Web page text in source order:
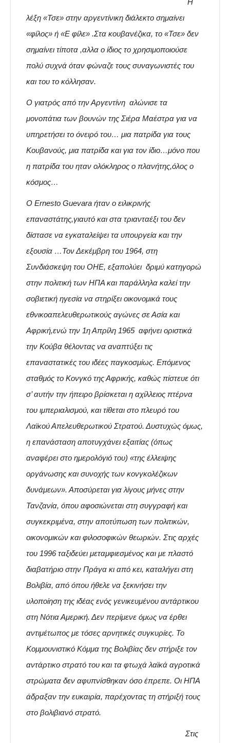
Η
λέξη «Τσε» στην αργεντίνικη διάλεκτο σημαίνει
«φίλος» ή «Ε φίλε» .Στα κουβανέζικα, το «Τσε» δεν
σημαίνει τίποτα ,αλλα ο ίδιος το χρησιμοποιούσε
πολύ συχνά όταν φώναζε τους συναγωνιστές του
και του το κόλλησαν.
Ο γιατρός από την Αργεντίνη αλώνισε τα
μονοπάτια των βουνών της Σιέρα Μαέστρα για να
υπηρετήσει το όνειρό του… μια πατρίδα για τους
Κουβανούς, μια πατρίδα και για τον ίδιο…μόνο που
η πατρίδα του ηταν ολόκληρος ο πλανήτης,όλος ο
κόσμος…
Ο Ernesto Guevara ήταν ο ειλικρινής
επαναστάτης,γιαυτό και στα τριανταέξι του δεν
δίστασε να εγκαταλείψει τα υπουργεία και την
εξουσία …Τον Δεκέμβρη του 1964, στη
Συνδιάσκεψη του ΟΗΕ, εξαπολύει δριμύ κατηγορώ
στην πολιτική των ΗΠΑ και παράλληλα καλεί την
σοβιετική ηγεσία να στηρίξει οικονομικά τους
εθνικοαπελευθερωτικούς αγώνες σε Ασία και
Αφρική,ενώ την 1η Απρίλη 1965 αφήνει οριστικά
την Κούβα θέλοντας να αναπτύξει τις
επαναστατικές του ιδέες παγκοσμίως. Επόμενος
σταθμός το Κονγκό της Αφρικής, καθώς πίστευε ότι
σ’ αυτήν την ήπειρο βρίσκεται η αχίλλειος πτέρνα
του ιμπεριαλισμού, και τίθεται στο πλευρό του
Λαϊκού Απελευθερωτικού Στρατού. Δυστυχώς όμως,
η επανάσταση αποτυγχάνει εξαιτίας (όπως
αναφέρει στο ημερολόγιό του) «της έλλειψης
οργάνωσης και συνοχής των κονγκολέζικων
δυνάμεων». Αποσύρεται για λίγους μήνες στην
Τανζανία, όπου αφοσιώνεται στη συγγραφή και
συγκεκριμένα, στην αποτύπωση των πολιτικών,
οικονομικών και φιλοσοφικών θεωριών. Στις αρχές
του 1996 ταξιδεύει μεταμφιεσμένος και με πλαστό
διαβατήριο στην Πράγα κι από κει, καταλήγει στη
Βολιβία, από όπου ήθελε να ξεκινήσει την
υλοποίηση της ιδέας ενός γενικευμένου αντάρτικου
στη Νότια Αμερική. Δεν περίμενε όμως να έρθει
αντιμέτωπος με τόσες αρνητικές συγκυρίες. Το
Κομμουνιστικό Κόμμα της Βολιβίας δεν στήριξε τον
αντάρτικο στρατό του και τα φτωχά λαϊκά αγροτικά
στρώματα δεν αφυπνίσθηκαν όσο έπρεπε. Οι ΗΠΑ
άδραξαν την ευκαιρία, παρέχοντας τη στήριξή τους
στο βολιβιανό στρατό.
Στις